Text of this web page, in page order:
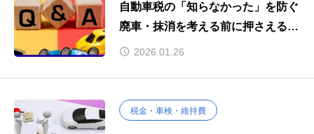
自動車税の「知らなかった」を防ぐ
廃車・抹消を考える前に押さえる基
礎知識
2026.01.26
税金・車検・維持費